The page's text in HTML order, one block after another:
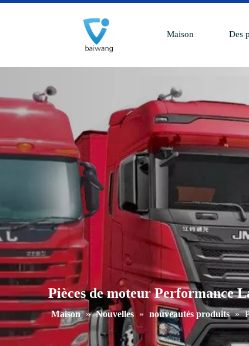
Maison Des
Pièces de moteur Performance
Maison » Nouvelles » nouveautés produits »